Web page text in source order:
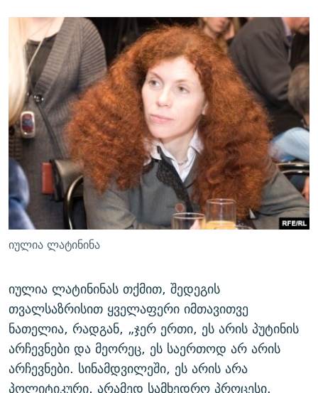
იულია ლატინინა
იულია ლატინინას თქმით, შედეგის
თვალსაზრისით ყველაფერი იმთავითვე
ნათელია, რადგან, „ჯერ ერთი, ეს არის პუტინის
არჩევნები და მეორეც, ეს საერთოდ არ არის
არჩევნები. სინამდვილეში, ეს არის არა
პოლიტიკური, არამედ სამხედრო პროცესი.